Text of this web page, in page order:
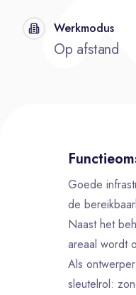
Werkmodus
Op afstand
Goede
de
Naast het
areaal wordt
Als
sleutelrol: